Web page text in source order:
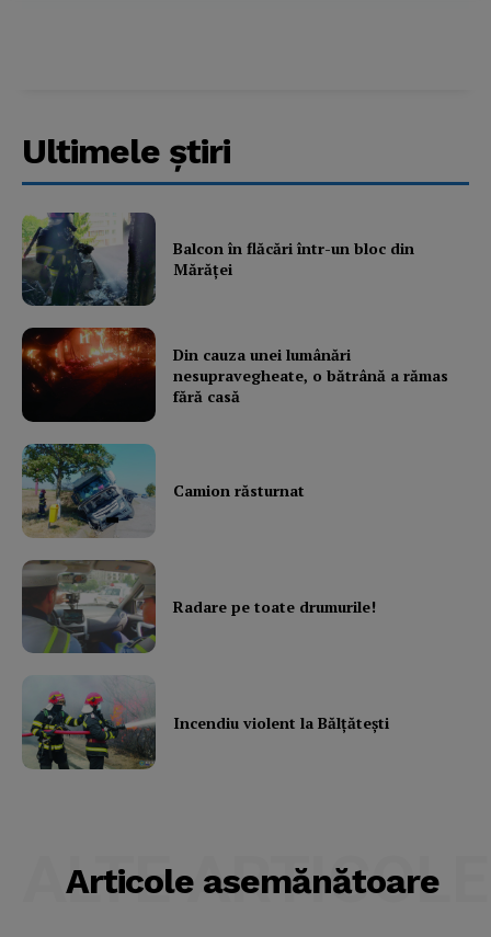
Ultimele ştiri
Balcon în flăcări într-un bloc din
Mărăţei
Din cauza unei lumânări
nesupravegheate, o bătrână a rămas
fără casă
Camion răsturnat
Radare pe toate drumurile!
Incendiu violent la Bălţăteşti
Articole asemănătoare
ALTE ARTICOLE